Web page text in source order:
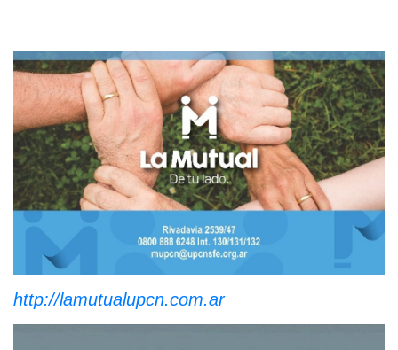
http://lamutualupcn.com.ar